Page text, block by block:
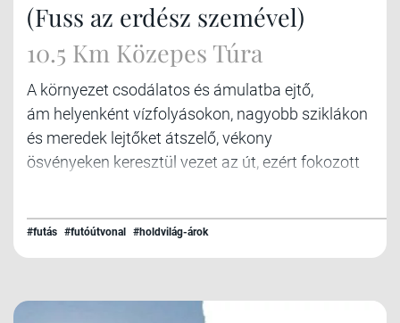
(Fuss az erdész szemével)
10.5 Km Közepes Túra
A környezet csodálatos és ámulatba ejtő,
ám helyenként vízfolyásokon, nagyobb sziklákon
és meredek lejtőket átszelő, vékony
ösvényeken keresztül vezet az út, ezért fokozott
#futás #futóútvonal #holdvilág-árok